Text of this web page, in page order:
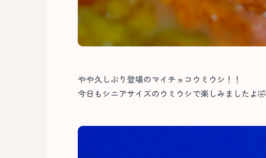
やや久しぶり登場のマイチョコウミウシ！！
今日もシニアサイズのウミウシで楽しみましたよ🤣